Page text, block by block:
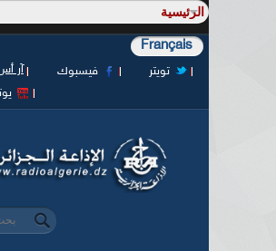
Français
آر فيسبوك
تويتر
‏بحث ‏